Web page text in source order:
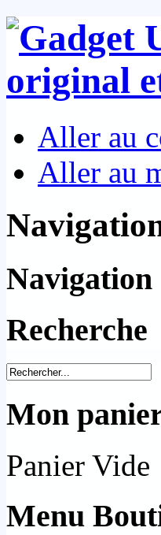
Aller au
Aller au
Navigation
Recherche
Mon
Panier Vide
Menu